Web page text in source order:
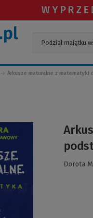
Arkusze maturalne z matematyki
Dorota